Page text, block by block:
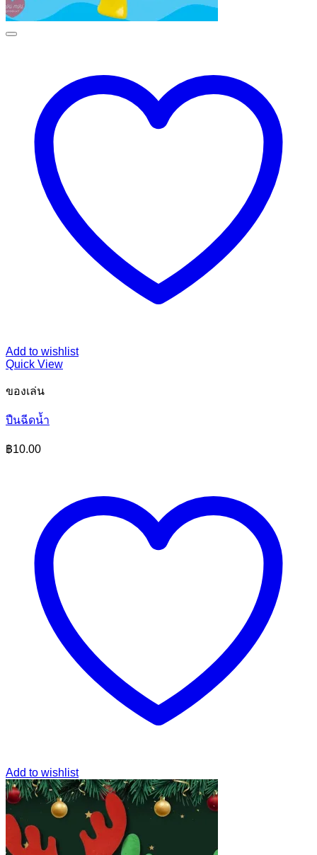
Add to wishlist
Quick View
ของเล่น
ปืนฉีดน้ำ
฿10.00
Add to wishlist